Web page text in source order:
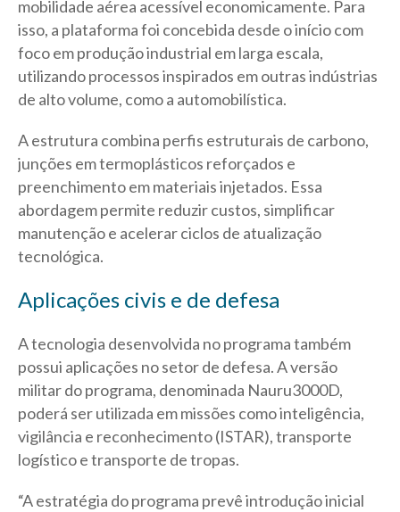
mobilidade aérea acessível economicamente. Para
isso, a plataforma foi concebida desde o início com
foco em produção industrial em larga escala,
utilizando processos inspirados em outras indústrias
de alto volume, como a automobilística.
A estrutura combina perfis estruturais de carbono,
junções em termoplásticos reforçados e
preenchimento em materiais injetados. Essa
abordagem permite reduzir custos, simplificar
manutenção e acelerar ciclos de atualização
tecnológica.
Aplicações civis e de defesa
A tecnologia desenvolvida no programa também
possui aplicações no setor de defesa. A versão
militar do programa, denominada Nauru3000D,
poderá ser utilizada em missões como inteligência,
vigilância e reconhecimento (ISTAR), transporte
logístico e transporte de tropas.
“A estratégia do programa prevê introdução inicial